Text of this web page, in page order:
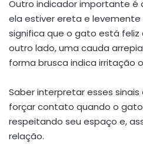
Outro indicador importante é
ela estiver ereta e
significa que o gato está feliz
outro lado, uma cauda
forma brusca indica irritação
Saber interpretar esses
forçar contato quando o
respeitando seu espaço e,
relação.